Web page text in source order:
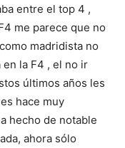
entre el top 4 ,
me parece que no
madridista no
la F4 , el no ir
últimos años les
hace muy
hecho de notable
ahora sólo